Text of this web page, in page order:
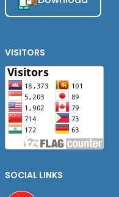
VISITORS
SOCIAL LINKS